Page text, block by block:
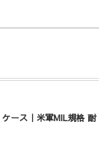
ース｜米軍MIL規格 耐